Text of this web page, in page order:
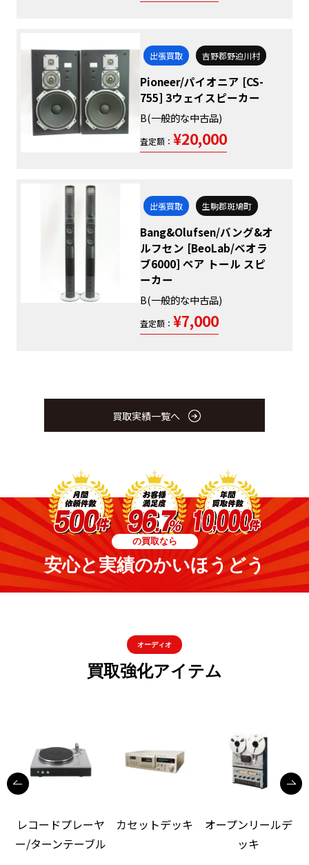
出張買取 吉野郡野迫川村
Pioneer/パイオニア [CS-
755] 3ウェイスピーカー
B(一般的な中古品)
査定額： ¥20,000
出張買取 生駒郡斑鳩町
Bang&Olufsen/バング&オ
ルフセン [BeoLab/ベオラ
ブ6000] ペア トール スピ
ーカー
B(一般的な中古品)
査定額： ¥7,000
買取実績一覧へ
の買取なら
安心と実績のかいほうどう
オーディオ
買取強化アイテム
レコードプレーヤ
ー/ターンテーブル
カセットデッキ
オープンリールデ
ッキ